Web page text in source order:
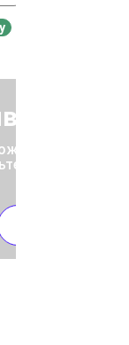
по
заявку, и мы